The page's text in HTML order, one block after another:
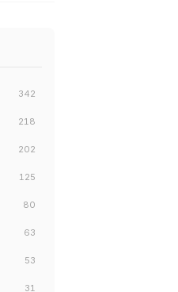
342
218
202
125
80
63
53
31